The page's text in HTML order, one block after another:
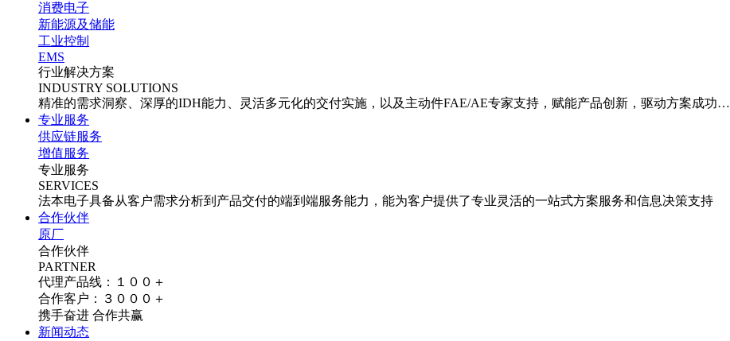
消费电子
新能源及储能
工业控制
EMS
行业解决方案
INDUSTRY SOLUTIONS
精准的需求洞察、深厚的IDH能力、灵活多元化的交付实施，以及主动件FAE/AE专家支持，赋能产品创新，驱动方案成功…
专业服务
供应链服务
增值服务
专业服务
SERVICES
法本电子具备从客户需求分析到产品交付的端到端服务能力，能为客户提供了专业灵活的一站式方案服务和信息决策支持
合作伙伴
原厂
合作伙伴
PARTNER
代理产品线：１００＋
合作客户：３０００＋
携手奋进 合作共赢
新闻动态